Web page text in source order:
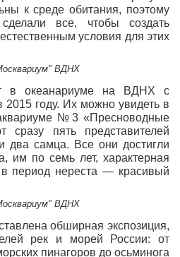
к среде обитания, поэтому
все, чтобы создать
условия для этих
ВДНХ
в океанариуме на ВДНХ с
2015 году. Их можно увидеть в
№3 «Пресноводные
сразу пять представителей
два самца. Все они достигли
им по семь лет, характерная
в период нереста — красивый
ВДНХ
обширная экспозиция,
рек и морей России: от
пинагоров до осьминога